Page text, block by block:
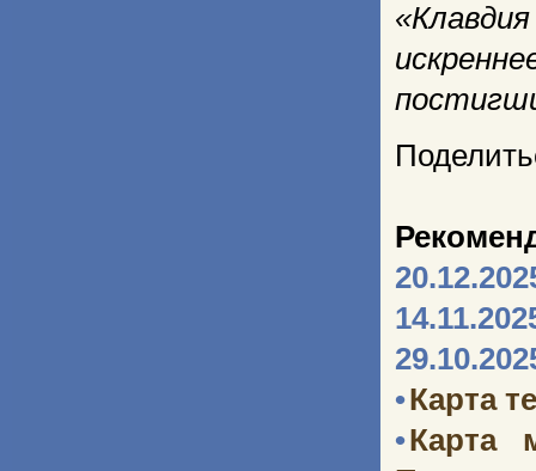
•Карта
•Карта